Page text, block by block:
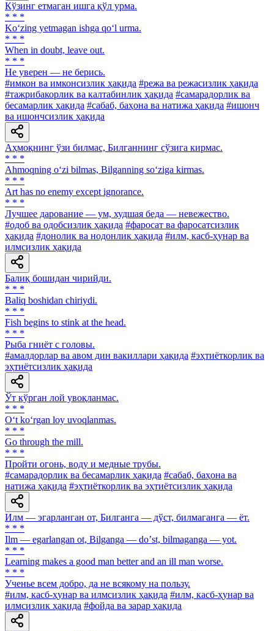
Кўзинг етмаган ишга қўл урма.
* * *
Ko‘zing yetmagan ishga qo‘l urma.
* * *
When in doubt, leave out.
* * *
He уверен — не берись.
#имкон ва имконсизлик ҳақида #режа ва режасизлик ҳақида
#тажрибакорлик ва калтабинлик ҳақида #самарадорлик ва
бесамарлик ҳақида #сабаб, баҳона ва натижа ҳақида #ишонч
ва ишончсизлик ҳақида
Аҳмоқнинг ўзи билмас, Билганнинг сўзига кирмас.
* * *
Ahmoqning o‘zi bilmas, Bilganning so‘ziga kirmas.
* * *
Art has no enemy except ignorance.
* * *
Лучшее дарование — ум, худшая беда — невежество.
#одоб ва одобсизлик ҳақида #фаросат ва фаросатсизлик
ҳақида #донолик ва нодонлик ҳақида #илм, касб-ҳунар ва
илмсизлик ҳақида
Балиқ бошидан чирийди.
* * *
Baliq boshidan chiriydi.
* * *
Fish begins to stink at the head.
* * *
Рыба гниёт с головы.
#амалдорлар ва авом дин вакиллари ҳақида #эҳтиёткорлик ва
эҳтиётсизлик ҳақида
Ўт кўрган лой увоқланмас.
* * *
O‘t ko‘rgan loy uvoqlanmas.
* * *
Go through the mill.
* * *
Пройти огонь, воду и медные трубы.
#самарадорлик ва бесамарлик ҳақида #сабаб, баҳона ва
натижа ҳақида #эҳтиёткорлик ва эҳтиётсизлик ҳақида
Илм — эгарланган от, Билганга — дўст, билмаганга — ёт.
* * *
Ilm — egarlangan ot, Bilganga — doʼst, bilmaganga — yot.
* * *
Learning makes a good man better and an ill man worse.
* * *
Ученье всем добро, да не всякому на пользу.
#илм, касб-ҳунар ва илмсизлик ҳақида #илм, касб-ҳунар ва
илмсизлик ҳақида #фойда ва зарар ҳақида